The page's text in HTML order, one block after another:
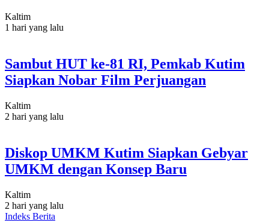
Kaltim
1 hari yang lalu
Sambut HUT ke-81 RI, Pemkab Kutim
Siapkan Nobar Film Perjuangan
Kaltim
2 hari yang lalu
Diskop UMKM Kutim Siapkan Gebyar
UMKM dengan Konsep Baru
Kaltim
2 hari yang lalu
Indeks Berita